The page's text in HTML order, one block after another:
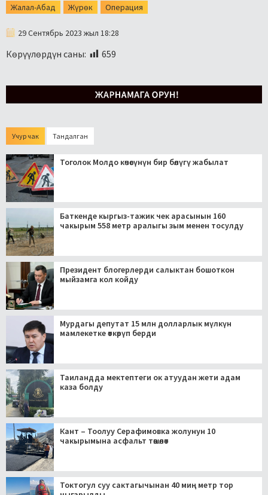
Жалал-Абад Жүрөк Операция
29 Сентябрь 2023 жыл 18:28
Көрүүлөрдүн саны: 659
Учур чак Тандалган
Тоголок Молдо көчөсүнүн бир бөлүгү жабылат
Баткенде кыргыз-тажик чек арасынын 160
чакырым 558 метр аралыгы зым менен тосулду
Президент блогерлерди салыктан бошоткон
мыйзамга кол койду
Мурдагы депутат 15 млн долларлык мүлкүн
мамлекетке өткөрүп берди
Таиландда мектептеги ок атуудан жети адам
каза болду
Кант – Тоолуу Серафимовка жолунун 10
чакырымына асфальт төшөлөт
Токтогул суу сактагычынан 40 миң метр тор